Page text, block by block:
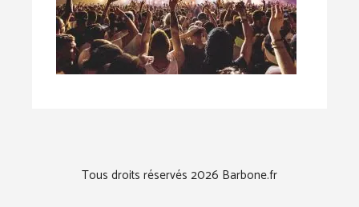
Tous droits réservés 2026 Barbone.fr